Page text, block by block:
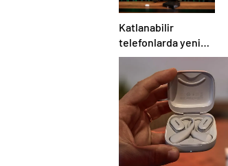
Katlanabilir
telefonlarda yeni
deneyim yolculuğu
başlasın!